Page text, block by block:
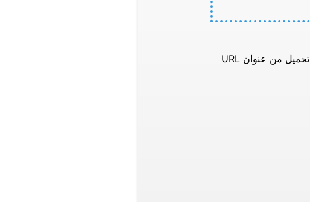
تحميل من عنوان URL